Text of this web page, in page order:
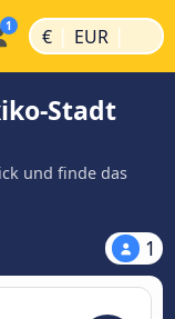
€ | EUR |
Stadt
und finde das
1